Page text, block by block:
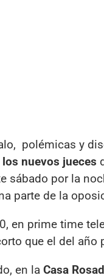
polémicas y
nuevos jueces
sábado por la
parte de la
en prime time
que el del
en la Casa